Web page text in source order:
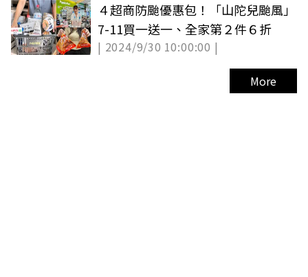
４超商防颱優惠包！「山陀兒颱風」
7-11買一送一、全家第２件６折
| 2024/9/30 10:00:00 |
More